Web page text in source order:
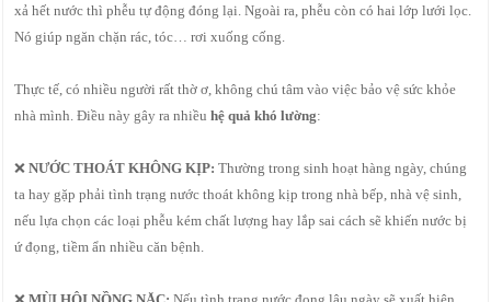
xả hết nước thì phễu tự động đóng lại. Ngoài ra, phễu còn có hai lớp lưới lọc.
Nó giúp ngăn chặn rác, tóc… rơi xuống cống.
Thực tế, có nhiều người rất thờ ơ, không chú tâm vào việc bảo vệ sức khỏe
nhà mình. Điều này gây ra nhiềuhệ quả khó lường:
❌NƯỚC THOÁT KHÔNG KỊP:Thường trong sinh hoạt hàng ngày, chúng
ta hay gặp phải tình trạng nước thoát không kịp trong nhà bếp, nhà vệ sinh,
nếu lựa chọn các loại phễu kém chất lượng hay lắp sai cách sẽ khiến nước bị
ứ đọng, tiềm ẩn nhiều căn bệnh.